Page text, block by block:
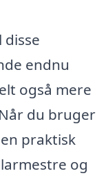
endnu
også mere
du bruger
praktisk
og